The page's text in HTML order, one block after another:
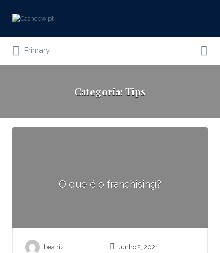
Marketplace para compra, venda e
investimento em negócios em
Primary
Categoria: Tips
O que é o franchising?
beatriz Junho 2, 2021